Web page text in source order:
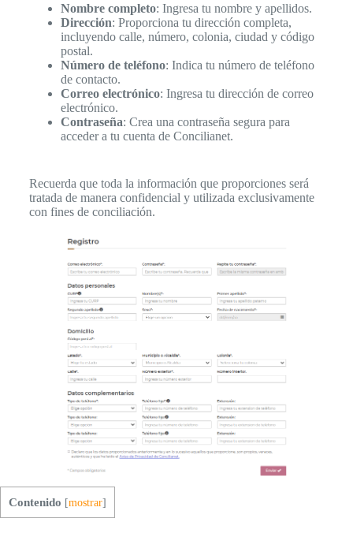
Nombre completo: Ingresa tu nombre y apellidos.
Dirección: Proporciona tu dirección completa,
incluyendo calle, número, colonia, ciudad y código
postal.
Número de teléfono: Indica tu número de teléfono
de contacto.
Correo electrónico: Ingresa tu dirección de correo
electrónico.
Contraseña: Crea una contraseña segura para
acceder a tu cuenta de Concilianet.
Recuerda que toda la información que proporciones será
tratada de manera confidencial y utilizada exclusivamente
con fines de conciliación.
Contenido [mostrar]